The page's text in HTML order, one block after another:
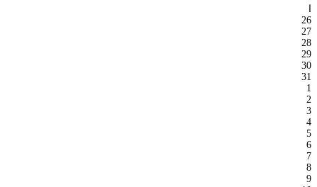
26
27
28
29
30
31
1
2
3
4
5
6
7
8
9